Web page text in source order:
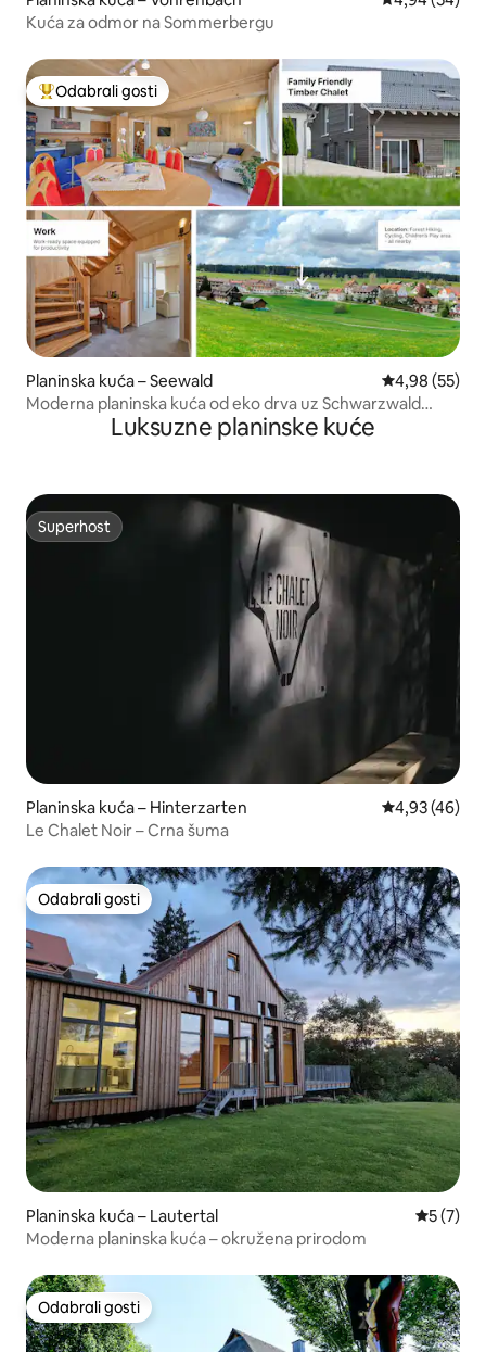
Kuća za odmor na Sommerbergu
Među najviše rangiranima s oznakom „Odabrali gosti”
Odabrali gosti
Planinska kuća – Seewald Prosječna
4,98 (55)
Moderna planinska kuća od eko drva uz Schwarzwald
Luksuzne planinske kuće
Superhost
Superhost
Planinska kuća – Hinterzarten Prosječna
4,93 (46)
Le Chalet Noir – Crna šuma
Odabrali gosti
Odabrali gosti
Planinska kuća – Lautertal
5 (7)
Moderna planinska kuća – okružena prirodom
Odabrali gosti
Odabrali gosti